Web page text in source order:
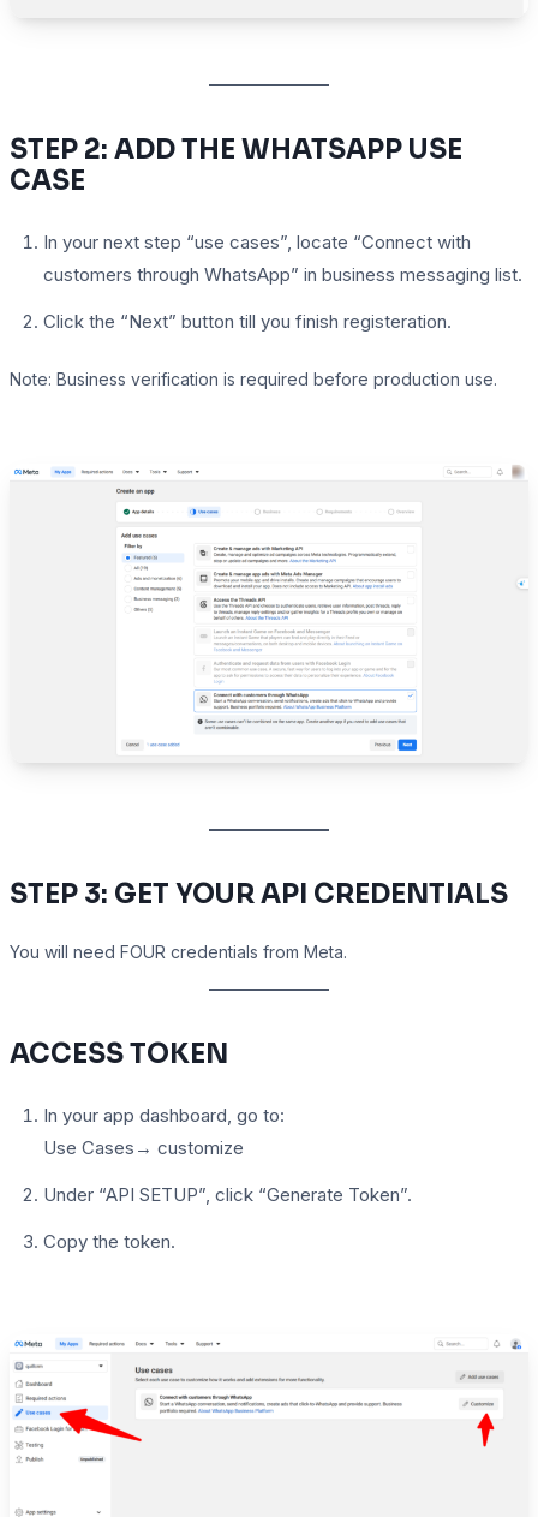
STEP 2: ADD THE WHATSAPP USE
CASE
In your next step “use cases”, locate “Connect with
customers through WhatsApp” in business messaging list.
Click the “Next” button till you finish registeration.
Note: Business verification is required before production use.
STEP 3: GET YOUR API CREDENTIALS
You will need FOUR credentials from Meta.
ACCESS TOKEN
In your app dashboard, go to:
Use Cases→ customize
Under “API SETUP”, click “Generate Token”.
Copy the token.